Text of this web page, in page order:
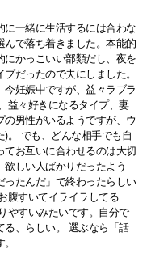
一緒に生活するには合わな
んで落ち着きました。本能的
かっこいい部類だし、夜を
だったので夫にしました。
妊娠中ですが、益々ラブラ
益々好きになるタイプ、妻
男性がいるようですが、ウ
。 でも、どんな相手でも自
お互いに合わせるのは大切
しい人ばかりだったよう
たんだ」で終わったらしい
腹すいてイライラしてる
やすいみたいです。自分で
る、らしい。 選ぶなら「話